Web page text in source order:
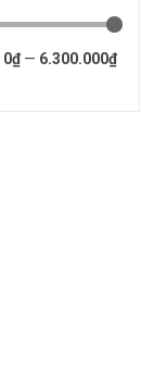
0₫— 6.300.000₫